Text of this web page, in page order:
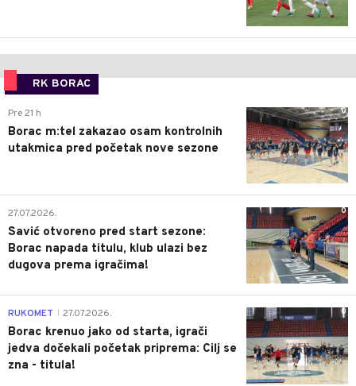
RK BORAC
0
Pre 21 h
Borac m:tel zakazao osam kontrolnih
utakmica pred početak nove sezone
0
27.07.2026.
Savić otvoreno pred start sezone:
Borac napada titulu, klub ulazi bez
dugova prema igračima!
0
RUKOMET 27.07.2026.
Borac krenuo jako od starta, igrači
jedva dočekali početak priprema: Cilj se
zna - titula!